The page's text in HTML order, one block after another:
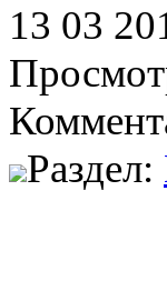
13 03
Раздел: